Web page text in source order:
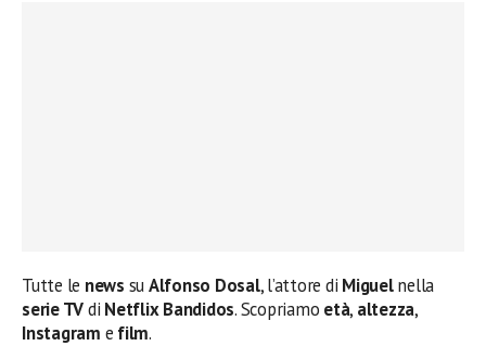
Tutte le news suAlfonso Dosal, l’attore di Miguelnella
serie TVdi Netflix Bandidos. Scopriamo età, altezza,
Instagram e film.